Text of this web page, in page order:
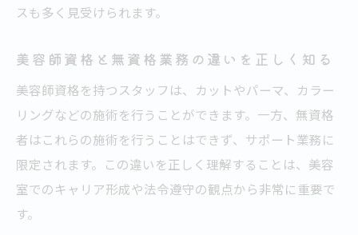
スも多く見受けられます。
美容師資格と無資格業務の違いを正しく知る
美容師資格を持つスタッフは、カットやパーマ、カラー
リングなどの施術を行うことができます。一方、無資格
者はこれらの施術を行うことはできず、サポート業務に
限定されます。この違いを正しく理解することは、美容
室でのキャリア形成や法令遵守の観点から非常に重要で
す。